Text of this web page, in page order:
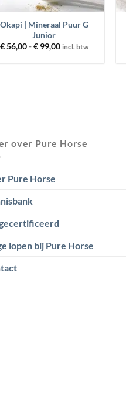
Okapi | Mineraal Puur G
Junior
€56,00-€99,00Prijsklasse:
tot
incl. btw
over Pure Horse
Pure Horse
lopen bij Pure Horse